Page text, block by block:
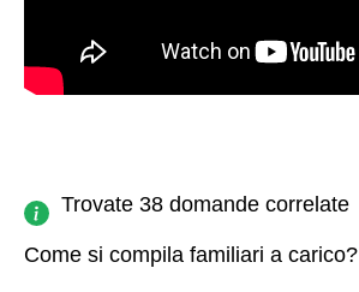
Trovate 38 domande correlate
Come si compila familiari a carico?